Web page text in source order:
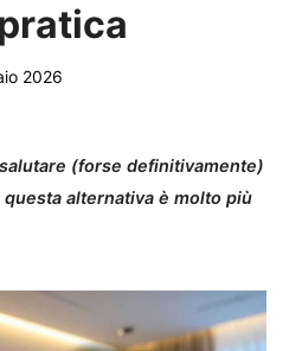
2026
(forse definitivamente)
alternativa è molto più